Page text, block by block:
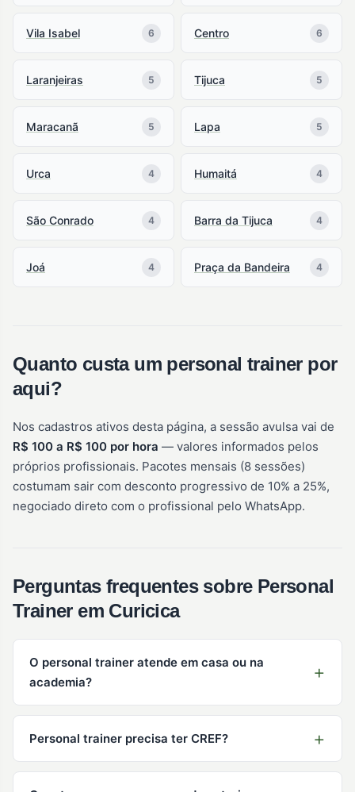
Vila Isabel 6 Centro 6
Laranjeiras 5 Tijuca 5
Maracanã 5 Lapa 5
Urca 4 Humaitá 4
São Conrado 4 Barra da Tijuca 4
Joá 4 Praça da Bandeira 4
Quanto custa um personal trainer por
aqui?
Nos cadastros ativos desta página, a sessão avulsa vai de
R$ 100 a R$ 100 por hora — valores informados pelos
próprios profissionais. Pacotes mensais (8 sessões)
costumam sair com desconto progressivo de 10% a 25%,
negociado direto com o profissional pelo WhatsApp.
Perguntas frequentes sobre Personal
Trainer em Curicica
O personal trainer atende em casa ou na
academia?
Personal trainer precisa ter CREF?